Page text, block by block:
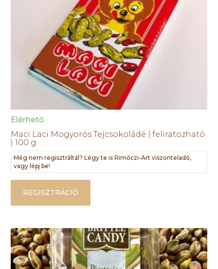
Elérhető
Maci Laci Mogyorós Tejcsokoládé ( feliratozható
) 100 g
Még nem regisztráltál? Légy te is Rimóczi-Art viszonteladó,
vagy lépj be!
REGISZTRÁCIÓ